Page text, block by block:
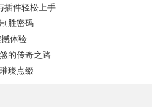
插件轻松上手
胜密码
体验
的传奇之路
璨点缀